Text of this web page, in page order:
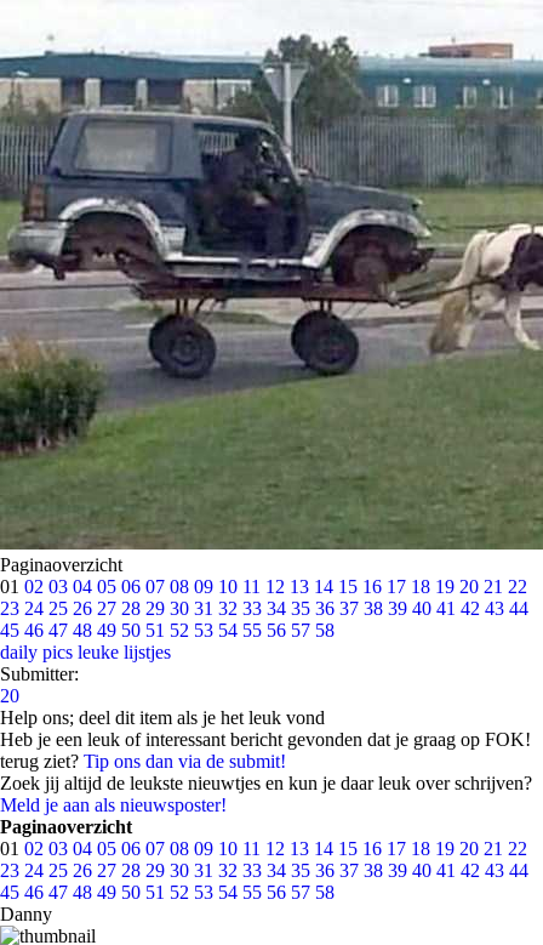
Paginaoverzicht
01 02 03 04 05 06 07 08 09 10 11 12 13 14 15 16 17 18 19 20 21 22
23 24 25 26 27 28 29 30 31 32 33 34 35 36 37 38 39 40 41 42 43 44
45 46 47 48 49 50 51 52 53 54 55 56 57 58
daily pics leuke lijstjes
Submitter:
20
Help ons; deel dit item als je het leuk vond
Heb je een leuk of interessant bericht gevonden dat je graag op FOK!
terug ziet? Tip ons dan via de submit!
Zoek jij altijd de leukste nieuwtjes en kun je daar leuk over schrijven?
Meld je aan als nieuwsposter!
Paginaoverzicht
01 02 03 04 05 06 07 08 09 10 11 12 13 14 15 16 17 18 19 20 21 22
23 24 25 26 27 28 29 30 31 32 33 34 35 36 37 38 39 40 41 42 43 44
45 46 47 48 49 50 51 52 53 54 55 56 57 58
Danny